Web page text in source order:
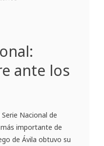
ante los
Nacional de
importante de
de Ávila obtuvo su